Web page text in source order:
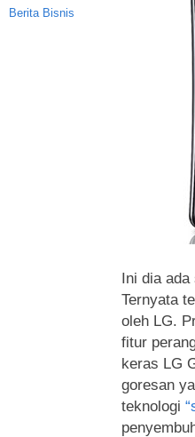
Berita Bisnis
Ini dia
Ternyata
oleh LG.
fitur
keras LG
goresan
teknologi